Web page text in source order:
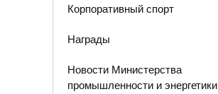
Корпоративный спорт
Награды
Новости Министерства
промышленности и энергетики